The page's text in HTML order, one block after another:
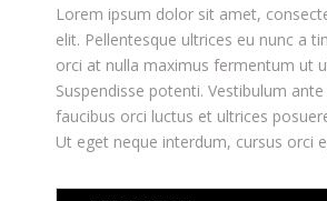
Lorem ipsum dolor sit amet,
elit. Pellentesque ultrices eu nunc a
orci at nulla maximus fermentum ut
Suspendisse potenti. Vestibulum
faucibus orci luctus et ultrices
Ut eget neque interdum, cursus orci